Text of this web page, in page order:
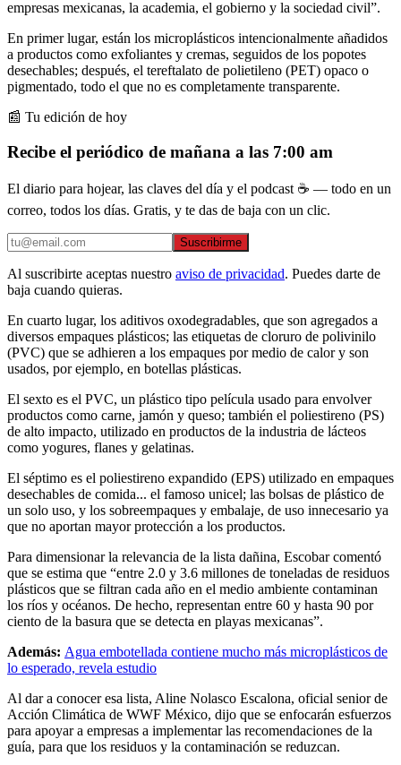
empresas mexicanas, la academia, el gobierno y la sociedad civil”.
En primer lugar, están los microplásticos intencionalmente añadidos
a productos como exfoliantes y cremas, seguidos de los popotes
desechables; después, el tereftalato de polietileno (PET) opaco o
pigmentado, todo el que no es completamente transparente.
📰 Tu edición de hoy
Recibe el periódico de mañana a las 7:00 am
El diario para hojear, las claves del día y el podcast ☕ — todo en un
correo, todos los días. Gratis, y te das de baja con un clic.
Suscribirme
Al suscribirte aceptas nuestro aviso de privacidad. Puedes darte de
baja cuando quieras.
En cuarto lugar, los aditivos oxodegradables, que son agregados a
diversos empaques plásticos; las etiquetas de cloruro de polivinilo
(PVC) que se adhieren a los empaques por medio de calor y son
usados, por ejemplo, en botellas plásticas.
El sexto es el PVC, un plástico tipo película usado para envolver
productos como carne, jamón y queso; también el poliestireno (PS)
de alto impacto, utilizado en productos de la industria de lácteos
como yogures, flanes y gelatinas.
El séptimo es el poliestireno expandido (EPS) utilizado en empaques
desechables de comida... el famoso unicel; las bolsas de plástico de
un solo uso, y los sobreempaques y embalaje, de uso innecesario ya
que no aportan mayor protección a los productos.
Para dimensionar la relevancia de la lista dañina, Escobar comentó
que se estima que “entre 2.0 y 3.6 millones de toneladas de residuos
plásticos que se filtran cada año en el medio ambiente contaminan
los ríos y océanos. De hecho, representan entre 60 y hasta 90 por
ciento de la basura que se detecta en playas mexicanas”.
Además: Agua embotellada contiene mucho más microplásticos de
lo esperado, revela estudio
Al dar a conocer esa lista, Aline Nolasco Escalona, oficial senior de
Acción Climática de WWF México, dijo que se enfocarán esfuerzos
para apoyar a empresas a implementar las recomendaciones de la
guía, para que los residuos y la contaminación se reduzcan.